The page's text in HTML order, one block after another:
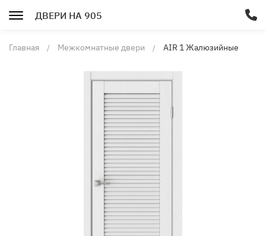
ДВЕРИ НА 905
Главная Межкомнатные двери
AIR 1 Жалюзийные